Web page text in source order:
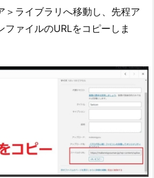
＞ライブラリへ移動し、先程ア
ァイルのURLをコピーしま